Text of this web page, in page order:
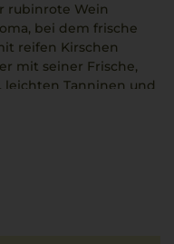
rubinrote Wein
bei dem frische
reifen Kirschen
mit seiner Frische,
leichten Tanninen und
für ein besonderes